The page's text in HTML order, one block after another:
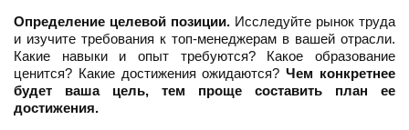
Определение целевой позиции. Исследуйте рынок труда
и изучите требования к топ-менеджерам в вашей отрасли.
Какие навыки и опыт требуются? Какое образование
ценится? Какие достижения ожидаются?Чем конкретнее
будет ваша цель, тем проще составить план ее
достижения.